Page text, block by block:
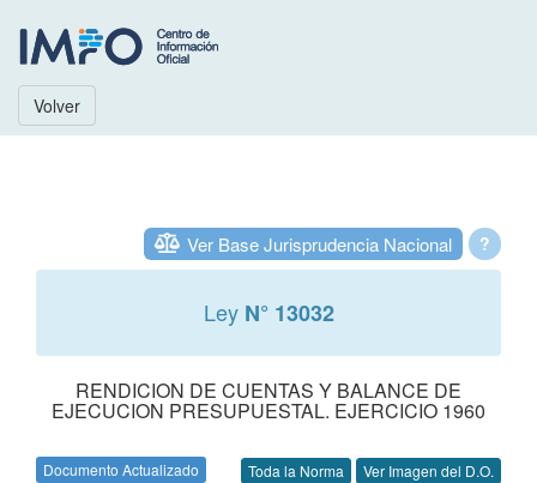
Volver
?
Ver Base Jurisprudencia Nacional
Ley N° 13032
RENDICION DE CUENTAS Y BALANCE DE
EJECUCION PRESUPUESTAL. EJERCICIO 1960
Documento Actualizado Toda la Norma Ver Imagen del D.O.